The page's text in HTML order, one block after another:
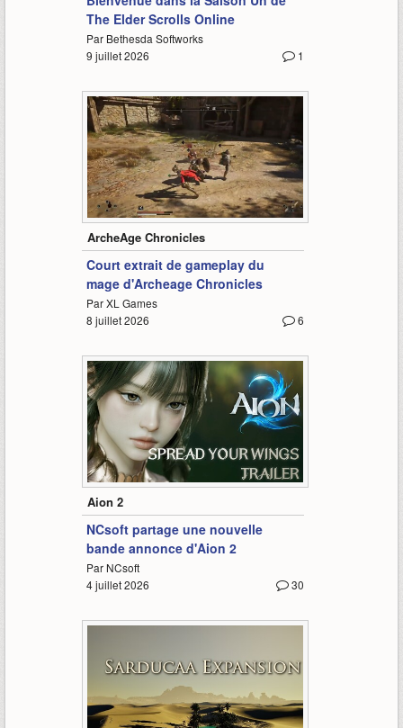
The Elder Scrolls Online
Par Bethesda Softworks
1
9 juillet 2026
-
ArcheAge Chronicles
Court extrait de gameplay du
mage d'Archeage Chronicles
Par XL Games
6
8 juillet 2026
-
Aion 2
NCsoft partage une nouvelle
bande annonce d'Aion 2
Par NCsoft
30
4 juillet 2026